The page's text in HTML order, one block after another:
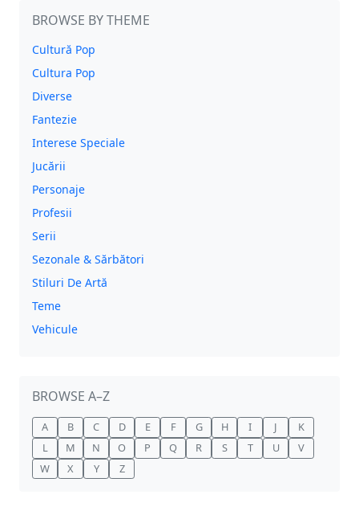
BROWSE BY THEME
Cultură Pop
Cultura Pop
Diverse
Fantezie
Interese Speciale
Jucării
Personaje
Profesii
Serii
Sezonale & Sărbători
Stiluri De Artă
Teme
Vehicule
BROWSE A–Z
A B C D E F G H I J
K
L
M N O P Q R S T U
V
W
X Y Z